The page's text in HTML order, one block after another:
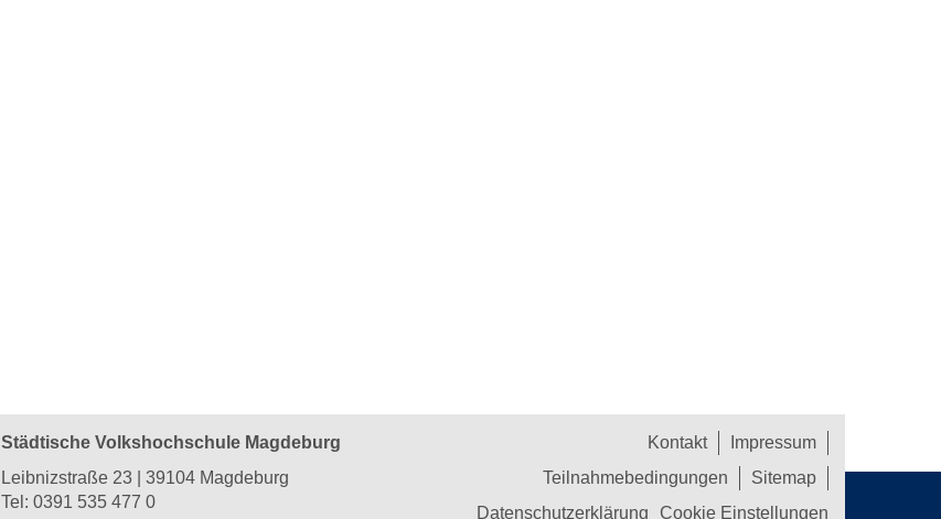
Städtische Volkshochschule Magdeburg
Leibnizstraße 23 | 39104 Magdeburg
Tel: 0391 535 477 0
Kontakt
Impressum
Teilnahmebedingungen
Sitemap
Datenschutzerklärung
Cookie Einstellungen